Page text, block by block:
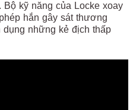
kỹ năng của Locke xoay
hắn gây sát thương
dụng những kẻ địch thấp